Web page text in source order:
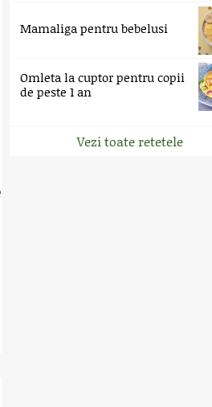
Mamaliga pentru bebelusi
Omleta la cuptor pentru copii
de peste 1 an
Vezi toate retetele